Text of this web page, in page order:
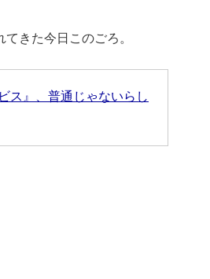
きた今日このごろ。
ス』、普通じゃないらし